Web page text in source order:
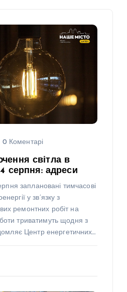
0 Коментарі
світла в
серпня: адреси
заплановані тимчасові
у зв’язку з
ремонтних робіт на
триватимуть щодня з
Центр енергетичних…